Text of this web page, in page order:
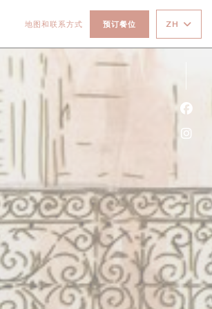
((在新窗口中打开))
((在新窗口中打开))
地图和联系方式 预订餐位 ZH